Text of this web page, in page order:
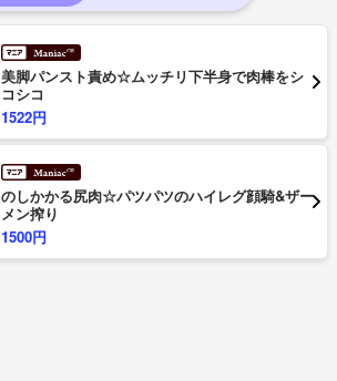
美脚パンスト責め☆ムッチリ下半身で肉棒をシ
コシコ
1522円
のしかかる尻肉☆パツパツのハイレグ顔騎&ザー
メン搾り
1500円